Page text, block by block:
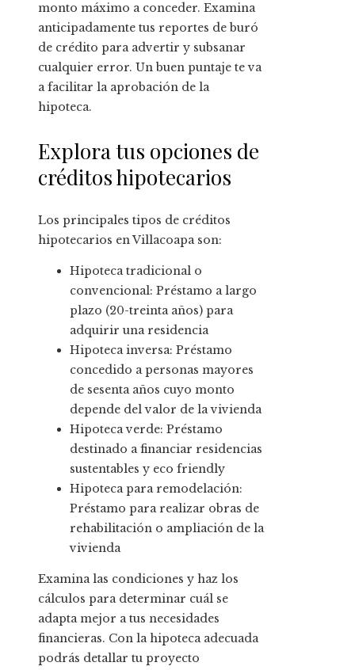
monto máximo a conceder. Examina
anticipadamente tus reportes de buró
de crédito para advertir y subsanar
cualquier error. Un buen puntaje te va
a facilitar la aprobación de la
hipoteca.
Explora tus opciones de
créditos hipotecarios
Los principales tipos de créditos
hipotecarios en Villacoapa son:
Hipoteca tradicional o
convencional: Préstamo a largo
plazo (20-treinta años) para
adquirir una residencia
Hipoteca inversa: Préstamo
concedido a personas mayores
de sesenta años cuyo monto
depende del valor de la vivienda
Hipoteca verde: Préstamo
destinado a financiar residencias
sustentables y eco friendly
Hipoteca para remodelación:
Préstamo para realizar obras de
rehabilitación o ampliación de la
vivienda
Examina las condiciones y haz los
cálculos para determinar cuál se
adapta mejor a tus necesidades
financieras. Con la hipoteca adecuada
podrás detallar tu proyecto